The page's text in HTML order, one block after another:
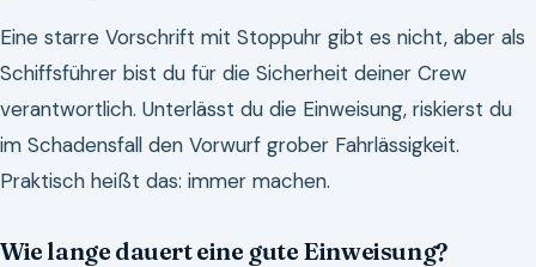
Eine starre Vorschrift mit Stoppuhr gibt es nicht, aber als
Schiffsführer bist du für die Sicherheit deiner Crew
verantwortlich. Unterlässt du die Einweisung, riskierst du
im Schadensfall den Vorwurf grober Fahrlässigkeit.
Praktisch heißt das: immer machen.
Wie lange dauert eine gute Einweisung?